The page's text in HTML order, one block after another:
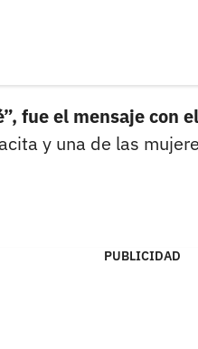
fue el mensaje con
y una de las
PUBLICIDAD